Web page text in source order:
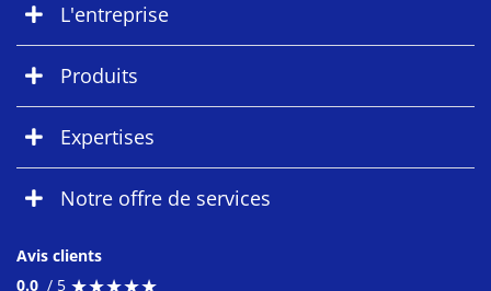
L'entreprise
Produits
Expertises
Notre offre de services
Avis clients
0.0 / 5 ★★★★★
★★★★★